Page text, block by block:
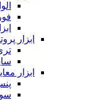
ابزار
ابزار